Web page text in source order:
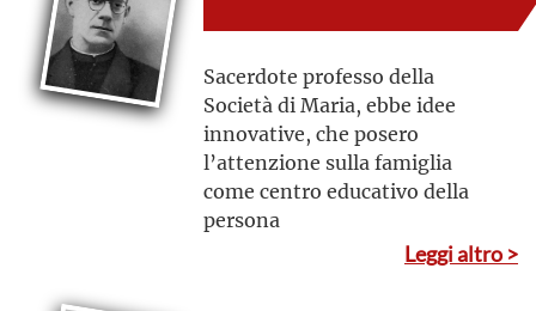
cuore della sua esistenza
Sacerdote professo della
Società di Maria, ebbe idee
innovative, che posero
l’attenzione sulla famiglia
come centro educativo della
persona
Leggi altro >